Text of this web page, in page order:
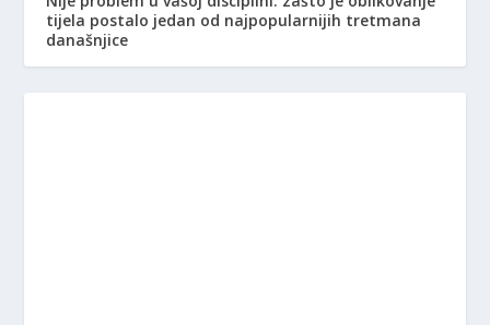
tijela postalo jedan od najpopularnijih tretmana
današnjice